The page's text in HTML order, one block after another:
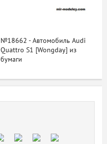
№18662 - Автомобиль Audi
Quattro S1 [Wongday] из
бумаги